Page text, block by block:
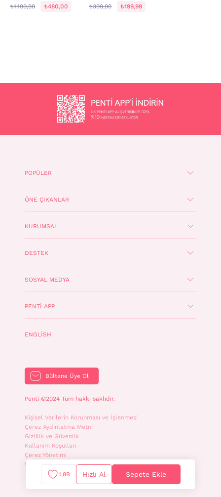
1,8B Hızlı Al Sepete Ekle
₺1.199,99 ₺480,00 ₺399,99 ₺199,99
POPÜLER
ÖNE ÇIKANLAR
KURUMSAL
DESTEK
SOSYAL MEDYA
PENTI APP
ENGLISH
Bültene Üye Ol
Penti ©2024 Tüm hakkı saklıdır.
Kişisel Verilerin Korunması ve İşlenmesi
Çerez Aydınlatma Metni
Gizlilik ve Güvenlik
Kullanım Koşulları
Çerez Yönetimi
WhatsApp İletişim Aydınlatma Metni